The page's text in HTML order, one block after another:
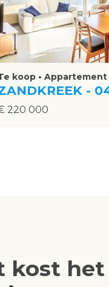
koop • Appartement
-
220 000
kost het